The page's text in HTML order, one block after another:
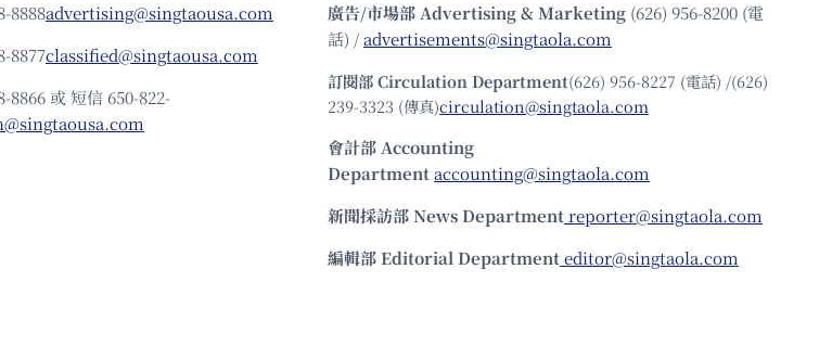
8888advertising@singtaousa.com
8877classified@singtaousa.com
8866 或 短信 650-822-
廣告/市場部Advertising & Marketing (626) 956-8200 (電
話) /advertisements@singtaola.com
訂閱部 Circulation Department(626) 956-8227 (電話) /(626)
239-3323 (傳真)circulation@singtaola.com
會計部 Accounting
Departmentaccounting@singtaola.com
新聞採訪部 News Departmentreporter@singtaola.com
編輯部 Editorial Departmenteditor@singtaola.com